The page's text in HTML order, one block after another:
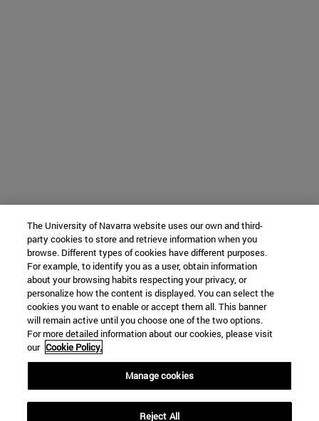
The University of Navarra website uses our own and third-
party cookies to store and retrieve information when you
browse. Different types of cookies have different purposes.
For example, to identify you as a user, obtain information
about your browsing habits respecting your privacy, or
personalize how the content is displayed. You can select the
cookies you want to enable or accept them all. This banner
will remain active until you choose one of the two options.
For more detailed information about our cookies, please visit
our Cookie Policy.
Manage cookies
Reject All